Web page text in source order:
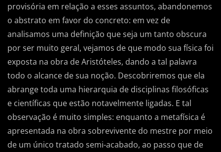
provisória em relação a esses assuntos, abandonemos
o abstrato em favor do concreto: em vez de
analisamos uma definição que seja um tanto obscura
por ser muito geral, vejamos de que modo sua física foi
exposta na obra de Aristóteles, dando a tal palavra
todo o alcance de sua noção. Descobriremos que ela
abrange toda uma hierarquia de disciplinas filosóficas
e científicas que estão notavelmente ligadas. E tal
observação é muito simples: enquanto a metafísica é
apresentada na obra sobrevivente do mestre por meio
de um único tratado semi-acabado, ao passo que de